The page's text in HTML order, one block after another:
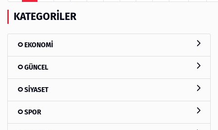
KATEGORILER
EKONOMİ
GÜNCEL
SİYASET
SPOR